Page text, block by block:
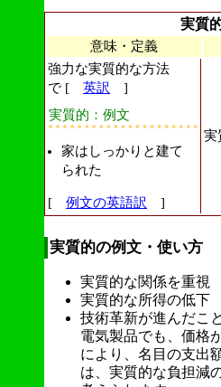
実質
意味・定義
強力な実質的な方法
で [
英訳
]
実質的：例文
家はしっかりと建て
られた
[ 例文の英語訳 ]
実
実質的の例文・使い方
実質的な関係を重視
実質的な所得の低下
技術革新が進んだこ
電気製品でも、価格
により、名目の支出
は、実質的な負担減